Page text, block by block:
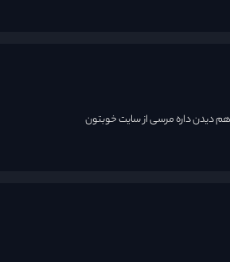
دیدن داره مرسی از سایت خوبتون